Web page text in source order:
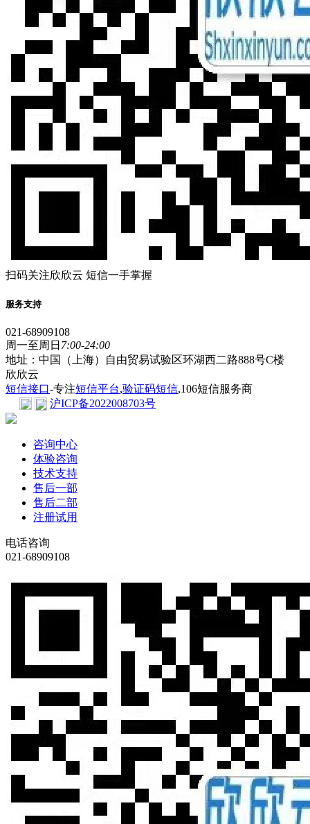
扫码关注欣欣云 短信一手掌握
服务支持
021-68909108
周一至周日 7:00-24:00
地址：中国（上海）自由贸易试验区环湖西二路888号C楼
欣欣云
短信接口-专注短信平台,验证码短信,106短信服务商
沪ICP备2022008703号
咨询中心
体验咨询
技术支持
售后一部
售后二部
注册试用
电话咨询
021-68909108